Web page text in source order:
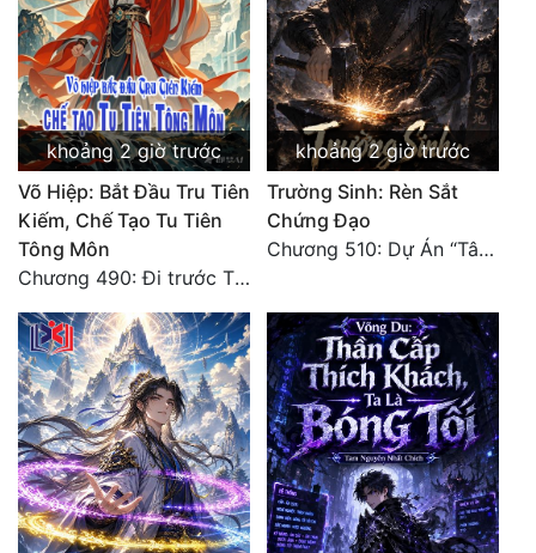
khoảng 2 giờ trước
Võ Hiệp: Bắt Đầu Tru Tiên
Kiếm, Chế Tạo Tu Tiên
Tông Môn
Chương 490: Đi trước Thương trường Địa Hạ, thắng lợi trở về.
khoảng 2 giờ trước
Trường Sinh: Rèn Sắt
Chứng Đạo
Chương 510: Dự Án “Tân Bạch Nương Tử” Và “Tinh Thám” Xà Yêu